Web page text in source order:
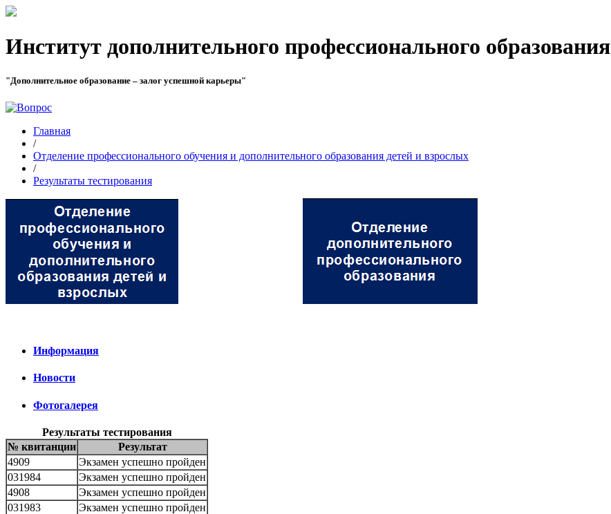
Институт дополнительного профессионального образования
"Дополнительное образование – залог успешной карьеры"
Главная
/
Отделение профессионального обучения и дополнительного образования детей и взрослых
/
Результаты тестирования
Информация
Новости
Фотогалерея
Результаты тестирования
№ квитанции
Результат
4909
Экзамен успешно пройден
031984
Экзамен успешно пройден
4908
Экзамен успешно пройден
031983
Экзамен успешно пройден